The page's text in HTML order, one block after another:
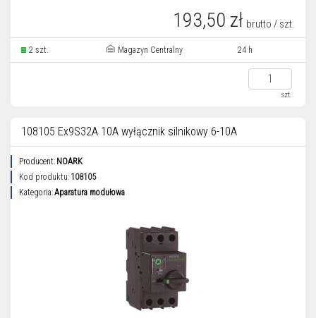
193,50 zł brutto / szt.
2 szt. Magazyn Centralny 24 h
szt.
108105 Ex9S32A 10A wyłącznik silnikowy 6-10A
Producent: NOARK
Kod produktu: 108105
Kategoria:Aparatura modułowa